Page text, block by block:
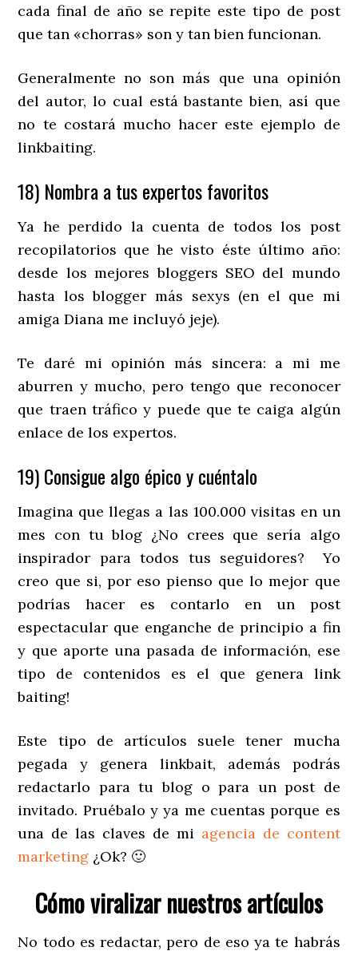
cada final de año se repite este tipo de post
que tan «chorras» son y tan bien funcionan.
Generalmente no son más que una opinión
del autor, lo cual está bastante bien, así que
no te costará mucho hacer este ejemplo de
linkbaiting.
18) Nombra a tus expertos favoritos
Ya he perdido la cuenta de todos los post
recopilatorios que he visto éste último año:
desde los mejores bloggers SEO del mundo
hasta los blogger más sexys (en el que mi
amiga Diana me incluyó jeje).
Te daré mi opinión más sincera: a mi me
aburren y mucho, pero tengo que reconocer
que traen tráfico y puede que te caiga algún
enlace de los expertos.
19) Consigue algo épico y cuéntalo
Imagina que llegas a las 100.000 visitas en un
mes con tu blog ¿No crees que sería algo
inspirador para todos tus seguidores? Yo
creo que si, por eso pienso que lo mejor que
podrías hacer es contarlo en un post
espectacular que enganche de principio a fin
y que aporte una pasada de información, ese
tipo de contenidos es el que genera link
baiting!
Este tipo de artículos suele tener mucha
pegada y genera linkbait, además podrás
redactarlo para tu blog o para un post de
invitado. Pruébalo y ya me cuentas porque es
una de las claves de mi agencia de content
marketing ¿Ok? 🙂
Cómo viralizar nuestros artículos
No todo es redactar, pero de eso ya te habrás